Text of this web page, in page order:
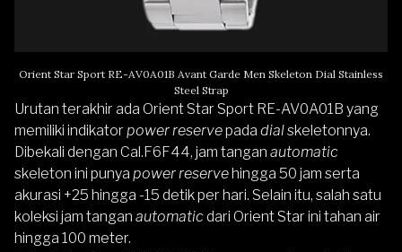
Orient Star Sport RE-AV0A01B Avant Garde Men Skeleton Dial Stainless
Steel Strap
Urutan terakhir ada Orient Star Sport RE-AV0A01B yang
memiliki indikator power reservepada dialskeletonnya.
Dibekali dengan Cal.F6F44, jam tangan automatic
skeleton ini punya power reservehingga 50 jam serta
akurasi +25 hingga -15 detik per hari. Selain itu, salah satu
koleksi jam tangan automatic dari Orient Star ini tahan air
hingga 100 meter.